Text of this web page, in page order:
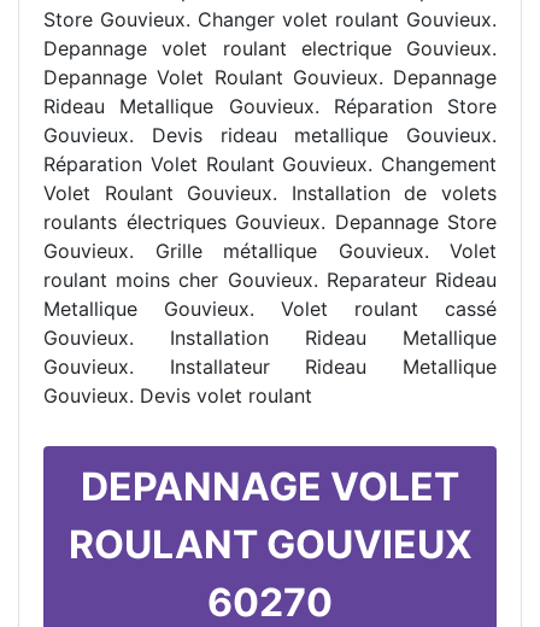
Store Gouvieux. Changer volet roulant Gouvieux.
Depannage volet roulant electrique Gouvieux.
Depannage Volet Roulant Gouvieux. Depannage
Rideau Metallique Gouvieux. Réparation Store
Gouvieux. Devis rideau metallique Gouvieux.
Réparation Volet Roulant Gouvieux. Changement
Volet Roulant Gouvieux. Installation de volets
roulants électriques Gouvieux. Depannage Store
Gouvieux. Grille métallique Gouvieux. Volet
roulant moins cher Gouvieux. Reparateur Rideau
Metallique Gouvieux. Volet roulant cassé
Gouvieux. Installation Rideau Metallique
Gouvieux. Installateur Rideau Metallique
Gouvieux. Devis volet roulant
DEPANNAGE VOLET
ROULANT GOUVIEUX
60270